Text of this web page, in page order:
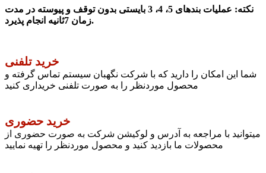
نکته: عملیات بندهای 5، 4، 3 بایستی بدون توقف و پیوسته در مدت
زمان 7ثانیه انجام پذیرد.
خرید تلفنی
شما این امکان را دارید که با شرکت نگهبان سیستم تماس گرفته و
محصول موردنظر را به صورت تلفنی خریداری کنید
خرید حضوری
میتوانید با مراجعه به آدرس و لوکیشن شرکت به صورت حضوری از
محصولات ما بازدید کنید و محصول موردنظر را تهیه نمایید